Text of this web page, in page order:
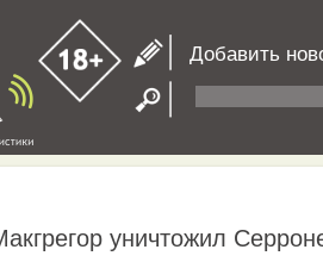
Добавить
уничтожил